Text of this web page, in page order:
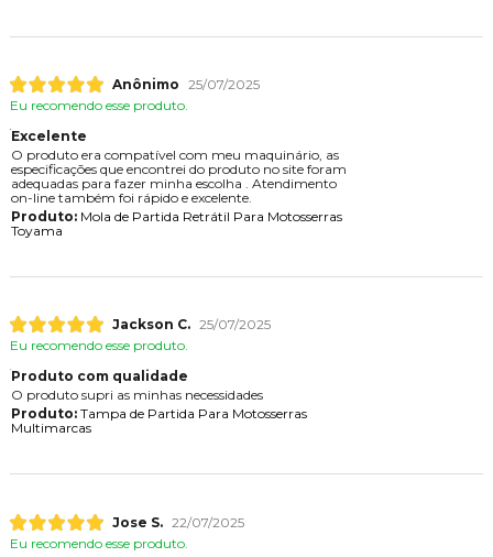
Anônimo 25/07/2025
Eu recomendo esse produto.
Excelente
O produto era compatível com meu maquinário, as
especificações que encontrei do produto no site foram
adequadas para fazer minha escolha . Atendimento
on-line também foi rápido e excelente.
Produto:Mola de Partida Retrátil Para Motosserras
Toyama
Jackson C. 25/07/2025
Eu recomendo esse produto.
Produto com qualidade
O produto supri as minhas necessidades
Produto:Tampa de Partida Para Motosserras
Multimarcas
Jose S. 22/07/2025
Eu recomendo esse produto.